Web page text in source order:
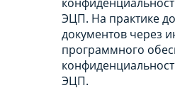
ЭЦП. На практике
документов через
программного
ЭЦП.